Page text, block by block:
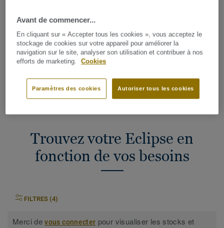
COMMANDER UN ÉCHANTILLON
Trouvez votre Eclipse en
fonction de vos besoins
FILTRES (4)
Merci devous connecter pour visualiser les stocks et
Avant de commencer...
En cliquant sur « Accepter tous les cookies », vous acceptez le
stockage de cookies sur votre appareil pour améliorer la
navigation sur le site, analyser son utilisation et contribuer à nos
efforts de marketing.
Cookies
Autoriser tous les cookies
Paramètres des cookies